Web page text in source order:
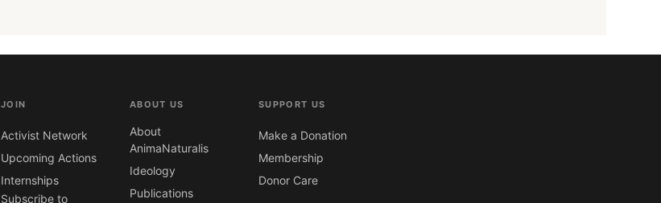
JOIN
Activist Network
Upcoming Actions
Internships
Subscribe to
ABOUT US
About
AnimaNaturalis
Ideology
Publications
SUPPORT US
Make a Donation
Membership
Donor Care